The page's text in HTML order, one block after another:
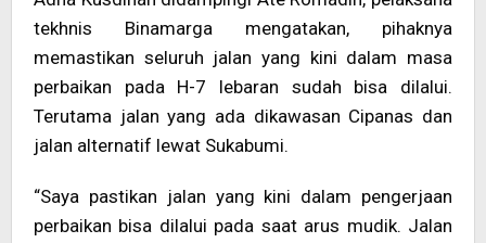
tekhnis Binamarga mengatakan, pihaknya
memastikan seluruh jalan yang kini dalam masa
perbaikan pada H-7 lebaran sudah bisa dilalui.
Terutama jalan yang ada dikawasan Cipanas dan
jalan alternatif lewat Sukabumi.
“Saya pastikan jalan yang kini dalam pengerjaan
perbaikan bisa dilalui pada saat arus mudik. Jalan